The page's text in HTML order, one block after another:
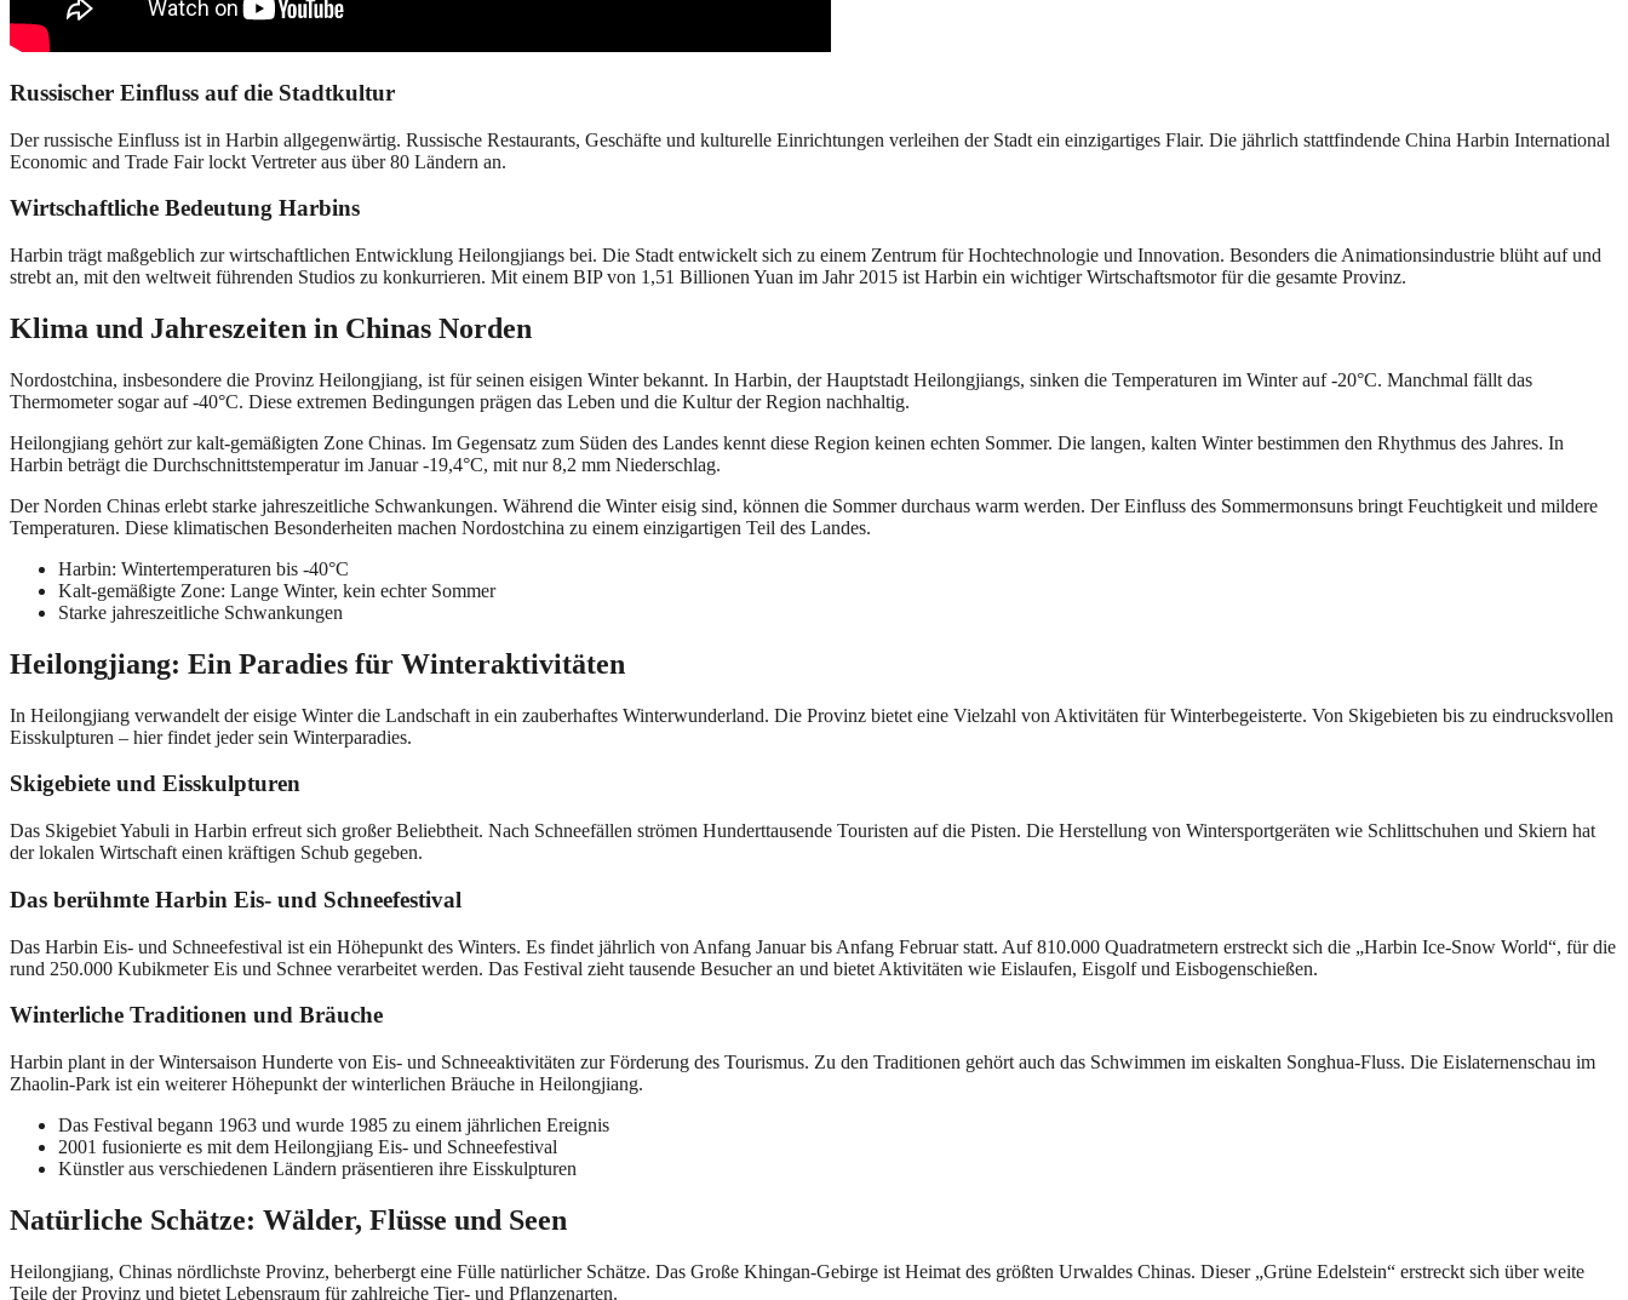
Russischer Einfluss auf die Stadtkultur
Der russische Einfluss ist in Harbin allgegenwärtig. Russische Restaurants, Geschäfte und kulturelle Einrichtungen verleihen der Stadt ein einzigartiges Flair. Die jährlich stattfindende China Harbin International
Economic and Trade Fair lockt Vertreter aus über 80 Ländern an.
Wirtschaftliche Bedeutung Harbins
Harbin trägt maßgeblich zur wirtschaftlichen Entwicklung Heilongjiangs bei. Die Stadt entwickelt sich zu einem Zentrum für Hochtechnologie und Innovation. Besonders die Animationsindustrie blüht auf und
strebt an, mit den weltweit führenden Studios zu konkurrieren. Mit einem BIP von 1,51 Billionen Yuan im Jahr 2015 ist Harbin ein wichtiger Wirtschaftsmotor für die gesamte Provinz.
Klima und Jahreszeiten in Chinas Norden
Nordostchina, insbesondere die Provinz Heilongjiang, ist für seinen eisigen Winter bekannt. In Harbin, der Hauptstadt Heilongjiangs, sinken die Temperaturen im Winter auf -20°C. Manchmal fällt das
Thermometer sogar auf -40°C. Diese extremen Bedingungen prägen das Leben und die Kultur der Region nachhaltig.
Heilongjiang gehört zur kalt-gemäßigten Zone Chinas. Im Gegensatz zum Süden des Landes kennt diese Region keinen echten Sommer. Die langen, kalten Winter bestimmen den Rhythmus des Jahres. In
Harbin beträgt die Durchschnittstemperatur im Januar -19,4°C, mit nur 8,2 mm Niederschlag.
Der Norden Chinas erlebt starke jahreszeitliche Schwankungen. Während die Winter eisig sind, können die Sommer durchaus warm werden. Der Einfluss des Sommermonsuns bringt Feuchtigkeit und mildere
Temperaturen. Diese klimatischen Besonderheiten machen Nordostchina zu einem einzigartigen Teil des Landes.
Harbin: Wintertemperaturen bis -40°C
Kalt-gemäßigte Zone: Lange Winter, kein echter Sommer
Starke jahreszeitliche Schwankungen
Heilongjiang: Ein Paradies für Winteraktivitäten
In Heilongjiang verwandelt der eisige Winter die Landschaft in ein zauberhaftes Winterwunderland. Die Provinz bietet eine Vielzahl von Aktivitäten für Winterbegeisterte. Von Skigebieten bis zu eindrucksvollen
Eisskulpturen – hier findet jeder sein Winterparadies.
Skigebiete und Eisskulpturen
Das Skigebiet Yabuli in Harbin erfreut sich großer Beliebtheit. Nach Schneefällen strömen Hunderttausende Touristen auf die Pisten. Die Herstellung von Wintersportgeräten wie Schlittschuhen und Skiern hat
der lokalen Wirtschaft einen kräftigen Schub gegeben.
Das berühmte Harbin Eis- und Schneefestival
Das Harbin Eis- und Schneefestival ist ein Höhepunkt des Winters. Es findet jährlich von Anfang Januar bis Anfang Februar statt. Auf 810.000 Quadratmetern erstreckt sich die „Harbin Ice-Snow World“, für die
rund 250.000 Kubikmeter Eis und Schnee verarbeitet werden. Das Festival zieht tausende Besucher an und bietet Aktivitäten wie Eislaufen, Eisgolf und Eisbogenschießen.
Winterliche Traditionen und Bräuche
Harbin plant in der Wintersaison Hunderte von Eis- und Schneeaktivitäten zur Förderung des Tourismus. Zu den Traditionen gehört auch das Schwimmen im eiskalten Songhua-Fluss. Die Eislaternenschau im
Zhaolin-Park ist ein weiterer Höhepunkt der winterlichen Bräuche in Heilongjiang.
Das Festival begann 1963 und wurde 1985 zu einem jährlichen Ereignis
2001 fusionierte es mit dem Heilongjiang Eis- und Schneefestival
Künstler aus verschiedenen Ländern präsentieren ihre Eisskulpturen
Natürliche Schätze: Wälder, Flüsse und Seen
Heilongjiang, Chinas nördlichste Provinz, beherbergt eine Fülle natürlicher Schätze. Das Große Khingan-Gebirge ist Heimat des größten Urwaldes Chinas. Dieser „Grüne Edelstein“ erstreckt sich über weite
Teile der Provinz und bietet Lebensraum für zahlreiche Tier- und Pflanzenarten.